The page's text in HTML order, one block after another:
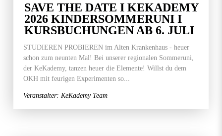
SAVE THE DATE I KEKADEMY
2026 KINDERSOMMERUNI I
KURSBUCHUNGEN AB 6. JULI
STUDIEREN PROBIEREN im Alten Krankenhaus - heuer
schon zum neunten Mal! Bei unserer regionalen Sommeruni,
der KeKademy, tanzen heuer die Elemente! Willst du dem
OKH mit feurigen Experimenten so...
Veranstalter: KeKademy Team